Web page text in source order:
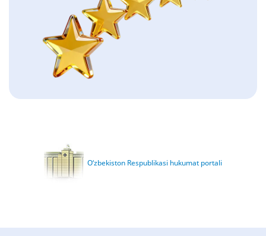
O‘zbekiston Respublikasi hukumat portali